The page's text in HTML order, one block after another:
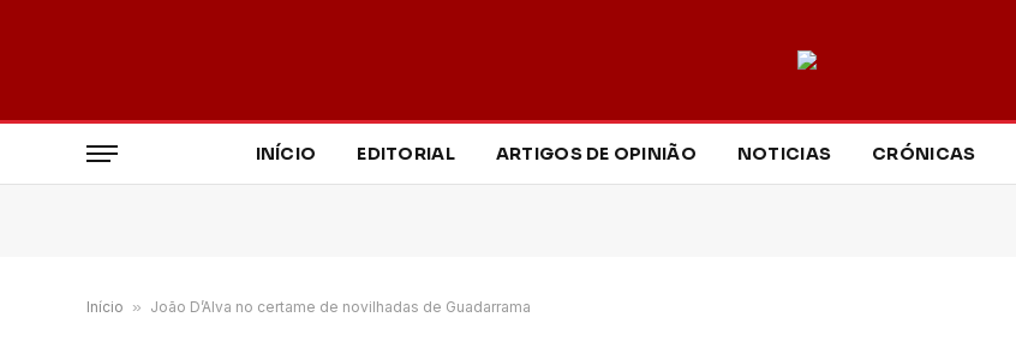
INÍCIO EDITORIAL ARTIGOS DE OPINIÃO NOTICIAS CRÓNICAS
Início » João D’Alva no certame de novilhadas de Guadarrama